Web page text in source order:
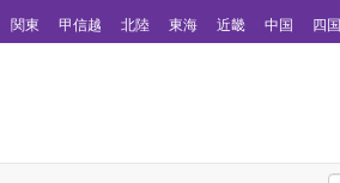
関東 甲信越 北陸 東海 近畿 中国 四国